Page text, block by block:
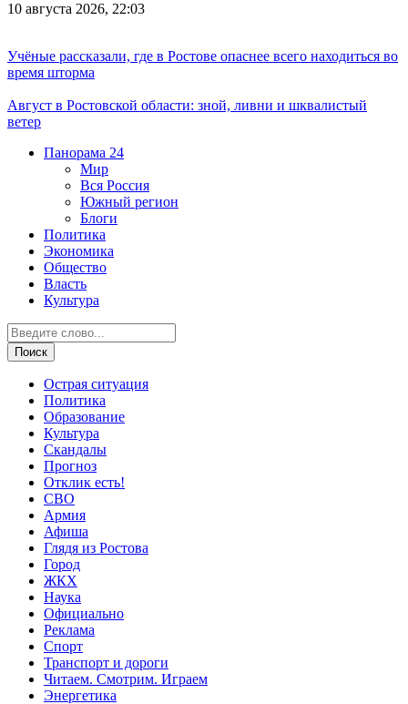
10 августа 2026, 22:03
Учёные рассказали, где в Ростове опаснее всего находиться во
время шторма
Август в Ростовской области: зной, ливни и шквалистый
ветер
Панорама 24
Мир
Вся Россия
Южный регион
Блоги
Политика
Экономика
Общество
Власть
Культура
Острая ситуация
Политика
Образование
Культура
Скандалы
Прогноз
Отклик есть!
СВО
Армия
Афиша
Глядя из Ростова
Город
ЖКХ
Наука
Официально
Реклама
Спорт
Транспорт и дороги
Читаем. Смотрим. Играем
Энергетика